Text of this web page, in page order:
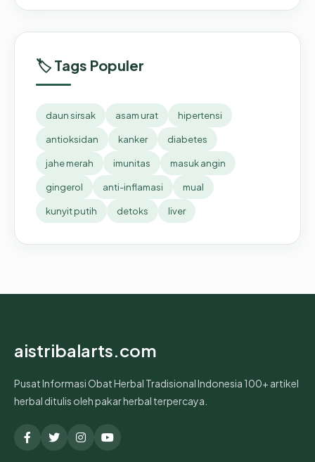
🏷️ Tags Populer
daun sirsak asam urat hipertensi
antioksidan kanker diabetes
jahe merah imunitas masuk angin
gingerol anti-inflamasi mual
kunyit putih detoks liver
aistribalarts.com
Pusat Informasi Obat Herbal Tradisional Indonesia 100+ artikel
herbal ditulis oleh pakar herbal terpercaya.